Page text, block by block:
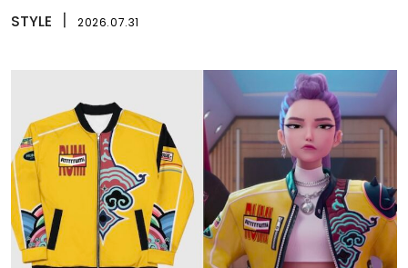
STYLE 2026.07.31